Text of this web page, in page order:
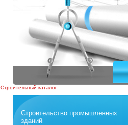
Строительство промышленных
зданий
Строительный каталог